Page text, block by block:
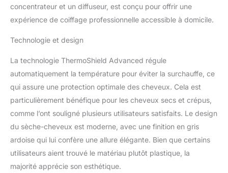
sèche-cheveux de 2 300
W³ : le système de
sèche-cheveux de 1 800
W surpasse un sèche-
cheveux de 2 300 W³
Les ions aqueux
hydratent les cheveux
tandis que les ions
minéraux distribués par
le sèche-cheveux
réduisent les dommages
de surface causés par
les UV⁴, pour des
concentrateur et un diffuseur, est conçu pour offrir une
expérience de coiffage professionnelle accessible à domicile.
Technologie et design
La technologie ThermoShield Advanced régule
automatiquement la température pour éviter la surchauffe, ce
qui assure une protection optimale des cheveux. Cela est
particulièrement bénéfique pour les cheveux secs et crépus,
comme l’ont souligné plusieurs utilisateurs satisfaits. Le design
du sèche-cheveux est moderne, avec une finition en gris
ardoise qui lui confère une allure élégante. Bien que certains
utilisateurs aient trouvé le matériau plutôt plastique, la
majorité apprécie son esthétique.